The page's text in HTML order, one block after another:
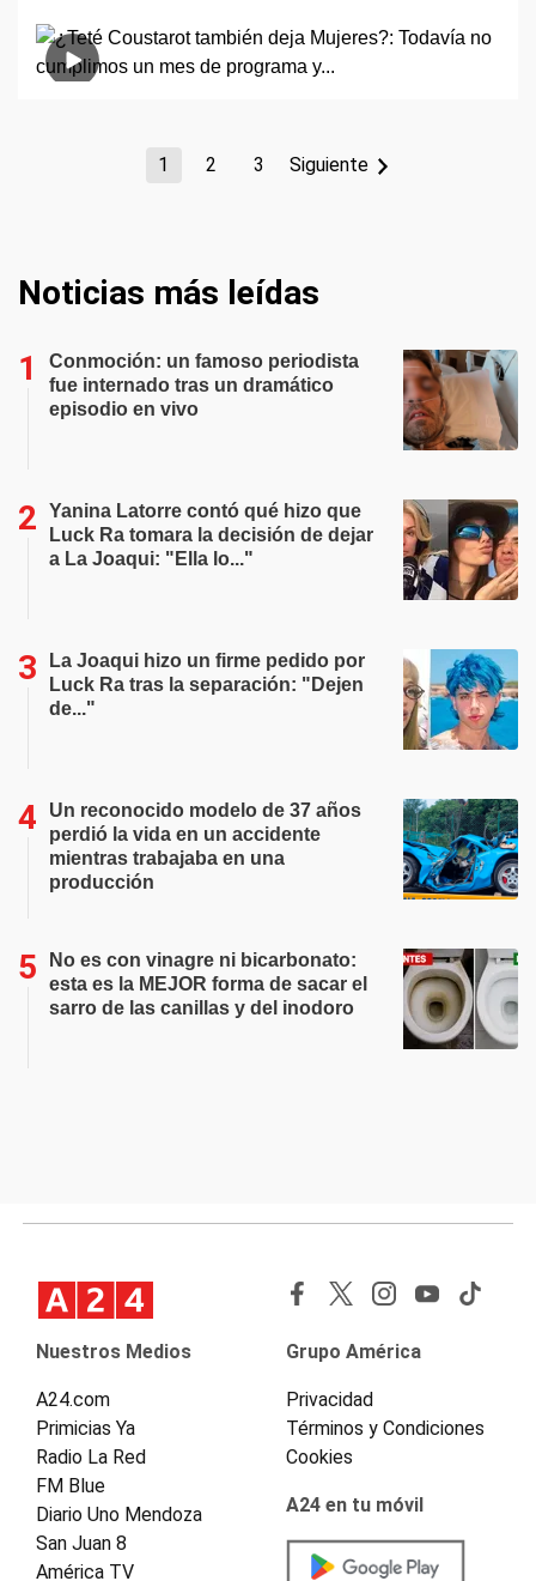
1 2 3 Siguiente
Noticias más leídas
Conmoción: un famoso periodista
fue internado tras un dramático
episodio en vivo
Yanina Latorre contó qué hizo que
Luck Ra tomara la decisión de dejar
a La Joaqui: "Ella lo..."
La Joaqui hizo un firme pedido por
Luck Ra tras la separación: "Dejen
de..."
Un reconocido modelo de 37 años
perdió la vida en un accidente
mientras trabajaba en una
producción
No es con vinagre ni bicarbonato:
esta es la MEJOR forma de sacar el
sarro de las canillas y del inodoro
Nuestros Medios
A24.com
Primicias Ya
Radio La Red
FM Blue
Diario Uno Mendoza
San Juan 8
América TV
Grupo América
Privacidad
Términos y Condiciones
Cookies
A24 en tu móvil